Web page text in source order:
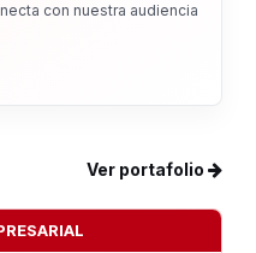
con nuestra audiencia
Ver portafolio